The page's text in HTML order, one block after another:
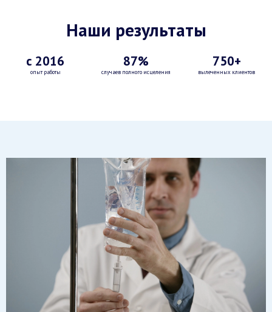
Наши результаты
с 2016
опыт работы
87%
случаев полного исцеления
750+
вылеченных клиентов